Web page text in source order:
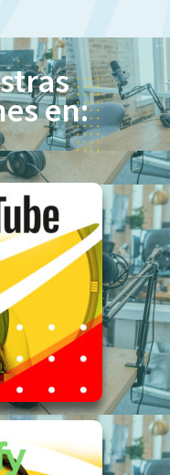
en: